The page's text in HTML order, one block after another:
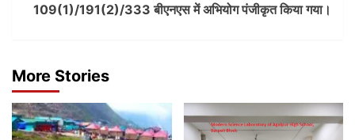
109(1)/191(2)/333 बीएनएस में अभियोग पंजीकृत किया गया।
More Stories